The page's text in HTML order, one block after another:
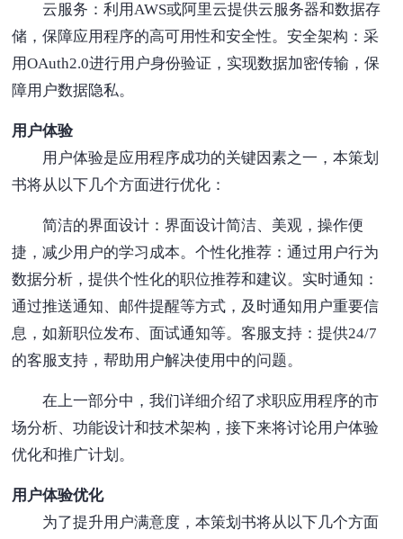
云服务：利用AWS或阿里云提供云服务器和数据存
储，保障应用程序的高可用性和安全性。安全架构：采
用OAuth2.0进行用户身份验证，实现数据加密传输，保
障用户数据隐私。
用户体验
用户体验是应用程序成功的关键因素之一，本策划
书将从以下几个方面进行优化：
简洁的界面设计：界面设计简洁、美观，操作便
捷，减少用户的学习成本。个性化推荐：通过用户行为
数据分析，提供个性化的职位推荐和建议。实时通知：
通过推送通知、邮件提醒等方式，及时通知用户重要信
息，如新职位发布、面试通知等。客服支持：提供24/7
的客服支持，帮助用户解决使用中的问题。
在上一部分中，我们详细介绍了求职应用程序的市
场分析、功能设计和技术架构，接下来将讨论用户体验
优化和推广计划。
用户体验优化
为了提升用户满意度，本策划书将从以下几个方面